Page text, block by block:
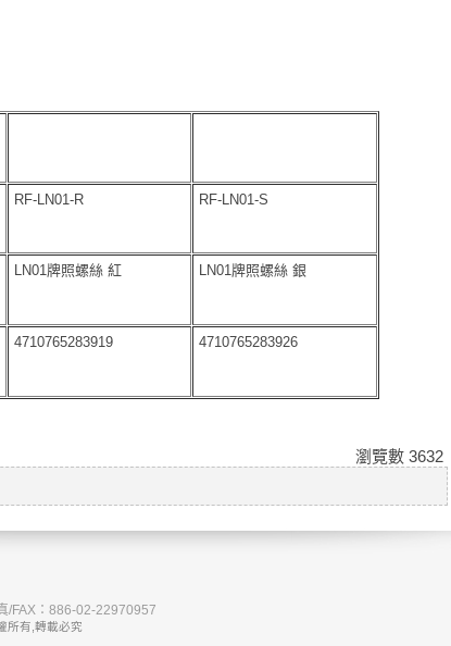
RF-LN01-R RF-LN01-S
LN01牌照螺絲 紅 LN01牌照螺絲 銀
4710765283919 4710765283926
瀏覽數 3632
FAX：886-02-22970957
所有,轉載必究